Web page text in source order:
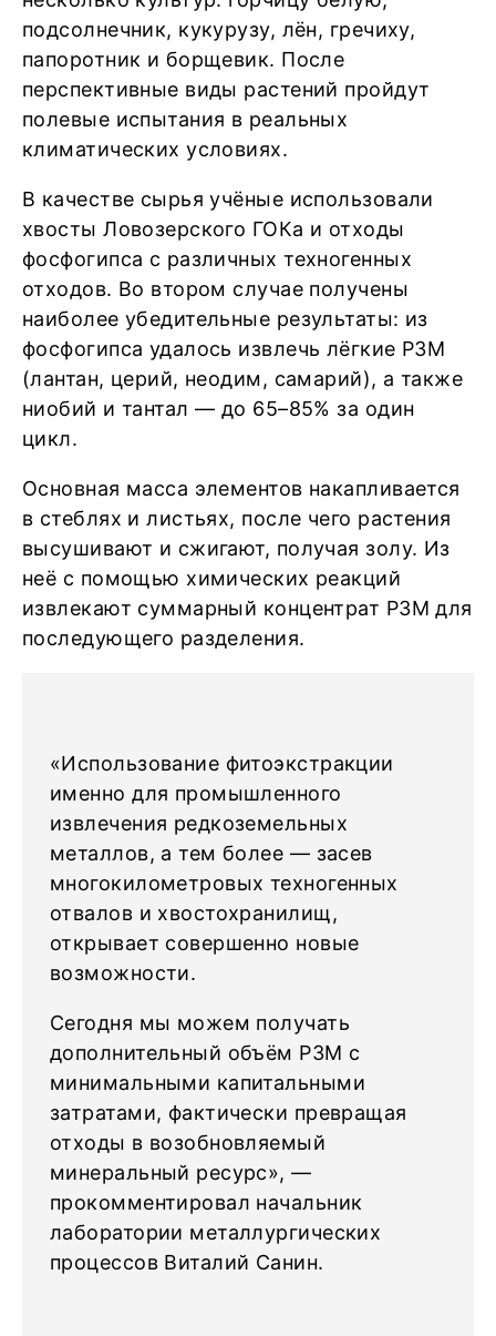
подсолнечник, кукурузу, лён, гречиху,
папоротник и борщевик. После
перспективные виды растений пройдут
полевые испытания в реальных
климатических условиях.
В качестве сырья учёные использовали
хвосты Ловозерского ГОКа и отходы
фосфогипса с различных техногенных
отходов. Во втором случае получены
наиболее убедительные результаты: из
фосфогипса удалось извлечь лёгкие РЗМ
(лантан, церий, неодим, самарий), а также
ниобий и тантал — до 65–85% за один
цикл.
Основная масса элементов накапливается
в стеблях и листьях, после чего растения
высушивают и сжигают, получая золу. Из
неё с помощью химических реакций
извлекают суммарный концентрат РЗМ для
последующего разделения.
«Использование фитоэкстракции
именно для промышленного
извлечения редкоземельных
металлов, а тем более — засев
многокилометровых техногенных
отвалов и хвостохранилищ,
открывает совершенно новые
возможности.
Сегодня мы можем получать
дополнительный объём РЗМ с
минимальными капитальными
затратами, фактически превращая
отходы в возобновляемый
минеральный ресурс», —
прокомментировал начальник
лаборатории металлургических
процессов Виталий Санин.